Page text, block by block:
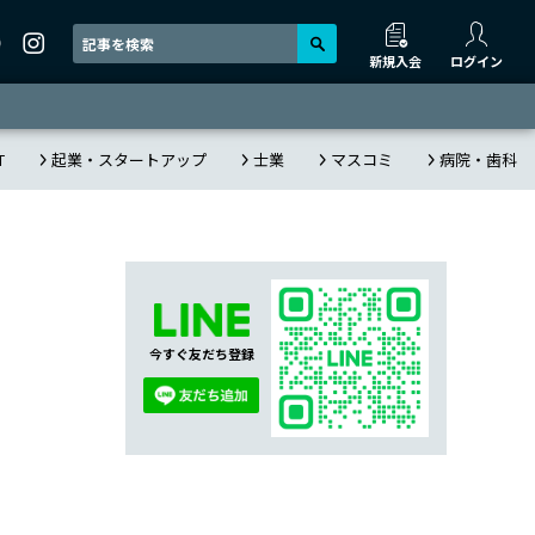
新規入会 ログイン
起業・スタートアップ 士業 マスコミ 病院・歯科
今すぐ友だち登録